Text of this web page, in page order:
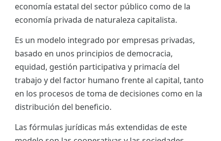
economía estatal del sector público como de la
economía privada de naturaleza capitalista.
Es un modelo integrado por empresas privadas,
basado en unos principios de democracia,
equidad, gestión participativa y primacía del
trabajo y del factor humano frente al capital, tanto
en los procesos de toma de decisiones como en la
distribución del beneficio.
Las fórmulas jurídicas más extendidas de este